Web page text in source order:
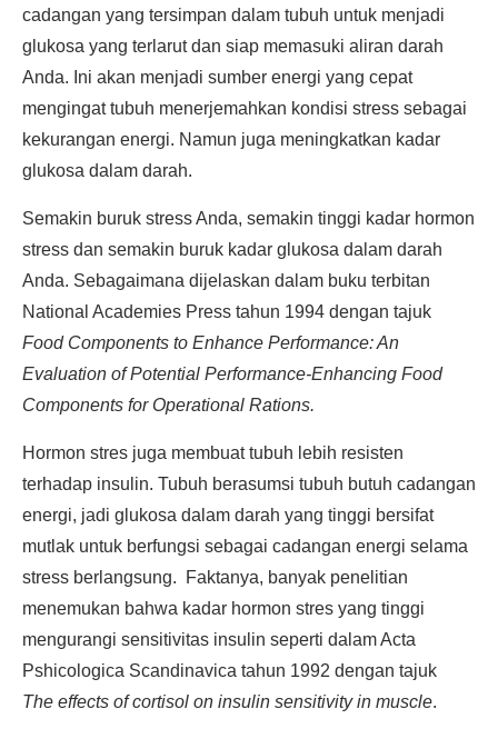
cadangan yang tersimpan dalam tubuh untuk menjadi
glukosa yang terlarut dan siap memasuki aliran darah
Anda. Ini akan menjadi sumber energi yang cepat
mengingat tubuh menerjemahkan kondisi stress sebagai
kekurangan energi. Namun juga meningkatkan kadar
glukosa dalam darah.
Semakin buruk stress Anda, semakin tinggi kadar hormon
stress dan semakin buruk kadar glukosa dalam darah
Anda. Sebagaimana dijelaskan dalam buku terbitan
National Academies Press tahun 1994 dengan tajuk
Food Components to Enhance Performance: An
Evaluation of Potential Performance-Enhancing Food
Components for Operational Rations.
Hormon stres juga membuat tubuh lebih resisten
terhadap insulin. Tubuh berasumsi tubuh butuh cadangan
energi, jadi glukosa dalam darah yang tinggi bersifat
mutlak untuk berfungsi sebagai cadangan energi selama
stress berlangsung. Faktanya, banyak penelitian
menemukan bahwa kadar hormon stres yang tinggi
mengurangi sensitivitas insulin seperti dalam Acta
Pshicologica Scandinavica tahun 1992 dengan tajuk
The effects of cortisol on insulin sensitivity in muscle.